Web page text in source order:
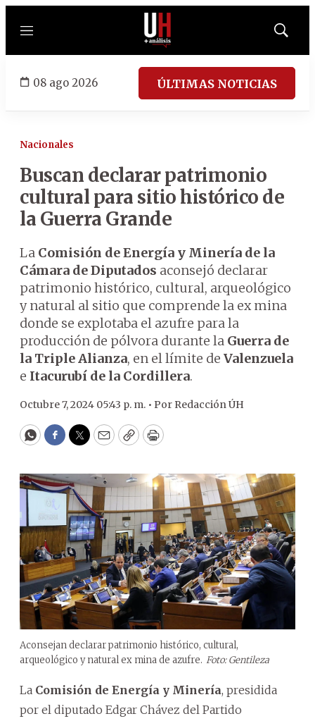
Menú
Mostrar
08 ago 2026 ÚLTIMAS NOTICIAS
Nacionales
Buscan declarar patrimonio
cultural para sitio histórico de
la Guerra Grande
La Comisión de Energía y Minería de la
Cámara de Diputados aconsejó declarar
patrimonio histórico, cultural, arqueológico
y natural al sitio que comprende la ex mina
donde se explotaba el azufre para la
producción de pólvora durante la Guerra de
la Triple Alianza, en el límite de Valenzuela
e Itacurubí de la Cordillera.
Octubre 7, 2024 05:43 p. m. • Por Redacción ÚH
WhatsApp
Facebook
Twitter
EmailCopyPrint
Aconsejan declarar patrimonio histórico, cultural,
arqueológico y natural ex mina de azufre. Foto: Gentileza
La Comisión de Energía y Minería, presidida
por el diputado Edgar Chávez del Partido